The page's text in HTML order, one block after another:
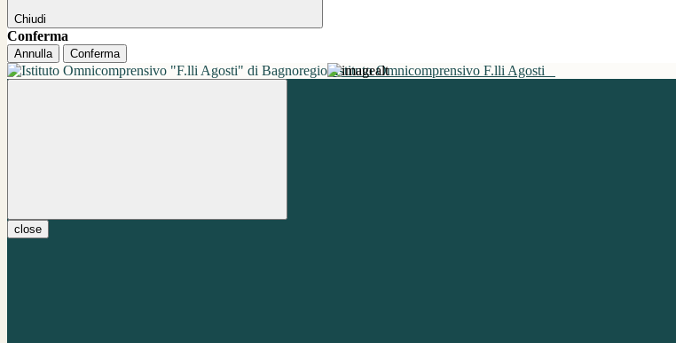
Chiudi
Conferma
Annulla Conferma
Istituto Omnicomprensivo F.lli Agosti
close